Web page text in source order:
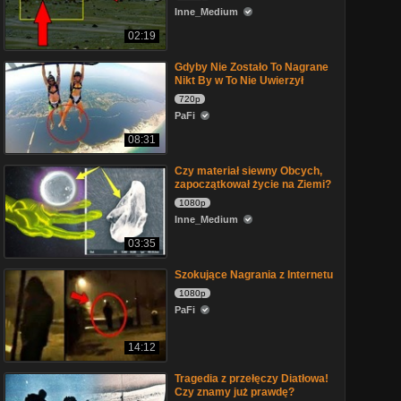
02:19
Inne_Medium
08:31
Gdyby Nie Zostało To Nagrane
Nikt By w To Nie Uwierzył
720p
PaFi
03:35
Czy materiał siewny Obcych,
zapoczątkował życie na Ziemi?
1080p
Inne_Medium
14:12
Szokujące Nagrania z Internetu
1080p
PaFi
Tragedia z przełęczy Diatłowa!
Czy znamy już prawdę?